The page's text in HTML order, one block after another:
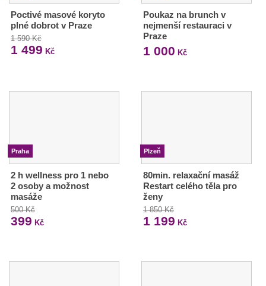
Poctivé masové koryto
plné dobrot v Praze
1 590 Kč
1 499 Kč
Poukaz na brunch v
nejmenší restauraci v
Praze
1 000 Kč
Praha
2 h wellness pro 1 nebo
2 osoby a možnost
masáže
500 Kč
399 Kč
Plzeň
80min. relaxační masáž
Restart celého těla pro
ženy
1 850 Kč
1 199 Kč